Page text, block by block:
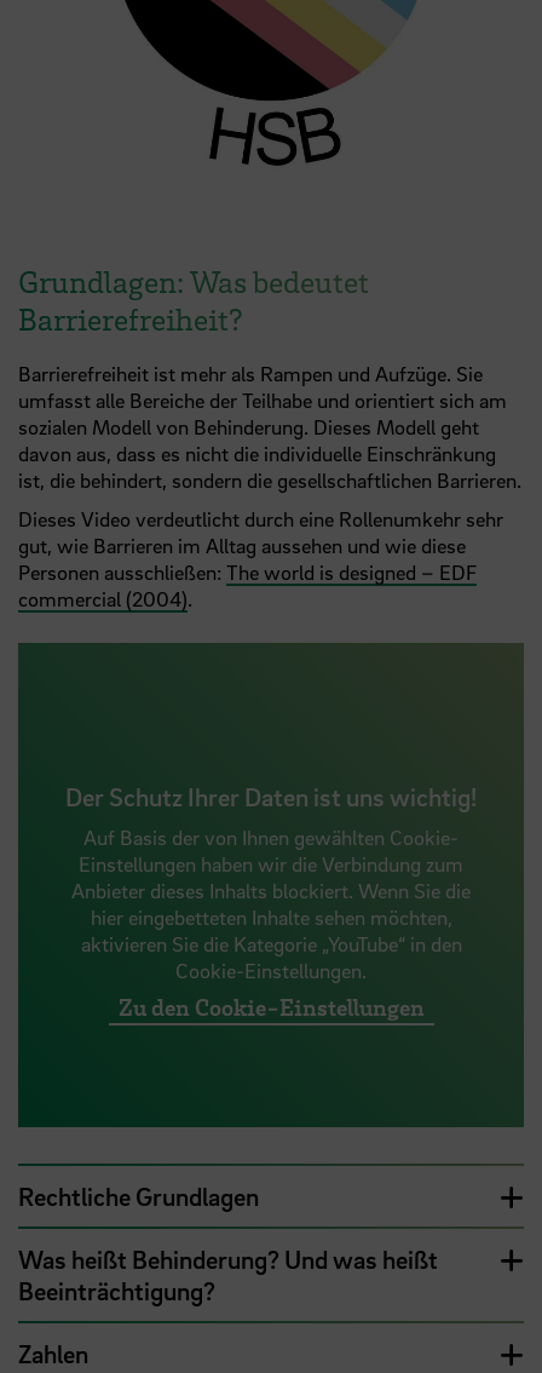
Grundlagen: Was bedeutet
Barrierefreiheit?
Der Schutz Ihrer Daten ist uns wichtig!
Auf Basis der von Ihnen gewählten Cookie-
Einstellungen haben wir die Verbindung zum
Anbieter dieses Inhalts blockiert. Wenn Sie die
hier eingebetteten Inhalte sehen möchten,
aktivieren Sie die Kategorie „YouTube“ in den
Cookie-Einstellungen.
Zu den Cookie-Einstellungen
Barrierefreiheit ist mehr als Rampen und Aufzüge. Sie
umfasst alle Bereiche der Teilhabe und orientiert sich am
sozialen Modell von Behinderung. Dieses Modell geht
davon aus, dass es nicht die individuelle Einschränkung
ist, die behindert, sondern die gesellschaftlichen Barrieren.
Dieses Video verdeutlicht durch eine Rollenumkehr sehr
gut, wie Barrieren im Alltag aussehen und wie diese
Personen ausschließen: The world is designed – EDF
commercial (2004).
Rechtliche Grundlagen
Was heißt Behinderung? Und was heißt
Beeinträchtigung?
Zahlen